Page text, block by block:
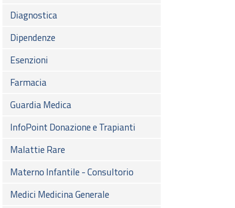
Diagnostica
Dipendenze
Esenzioni
Farmacia
Guardia Medica
InfoPoint Donazione e Trapianti
Malattie Rare
Materno Infantile - Consultorio
Medici Medicina Generale